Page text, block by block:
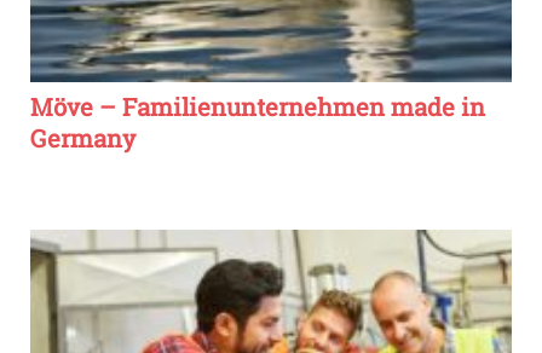
Möve – Familienunternehmen made in
Germany